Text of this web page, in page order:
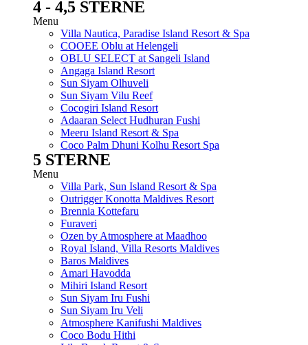
4 - 4,5 STERNE
Menu
Villa Nautica, Paradise Island Resort & Spa
COOEE Oblu at Helengeli
OBLU SELECT at Sangeli Island
Angaga Island Resort
Sun Siyam Olhuveli
Sun Siyam Vilu Reef
Cocogiri Island Resort
Adaaran Select Hudhuran Fushi
Meeru Island Resort & Spa
Coco Palm Dhuni Kolhu Resort Spa
5 STERNE
Menu
Villa Park, Sun Island Resort & Spa
Outrigger Konotta Maldives Resort
Brennia Kottefaru
Furaveri
Ozen by Atmosphere at Maadhoo
Royal Island, Villa Resorts Maldives
Baros Maldives
Amari Havodda
Mihiri Island Resort
Sun Siyam Iru Fushi
Sun Siyam Iru Veli
Atmosphere Kanifushi Maldives
Coco Bodu Hithi